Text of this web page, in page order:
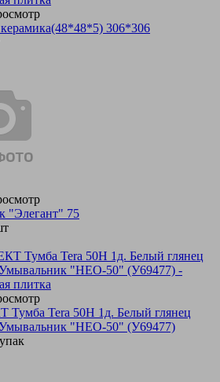
306*306
"Элегант" 75
Tera 50Н 1д. Белый глянец
"НЕО-50" (У69477)